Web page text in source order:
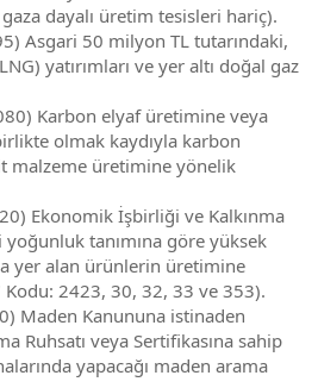
dayalı üretim tesisleri hariç).
Asgari 50 milyon TL tutarındaki,
yatırımları ve yer altı doğal gaz
Karbon elyaf üretimine veya
olmak kaydıyla karbon
malzeme üretimine yönelik
Ekonomik İşbirliği ve Kalkınma
yoğunluk tanımına göre yüksek
yer alan ürünlerin üretimine
Kodu: 2423, 30, 32, 33 ve 353).
Maden Kanununa istinaden
Ruhsatı veya Sertifikasına sahip
yapacağı maden arama